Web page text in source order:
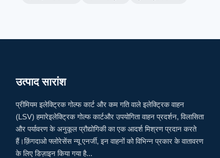
उत्पाद सारांश
प्रीमियम इलेक्ट्रिक गोल्फ कार्ट और कम गति वाले इलेक्ट्रिक वाहन
(LSV) हमारेइलेक्ट्रिक गोल्फ कार्टऔर उपयोगिता वाहन प्रदर्शन, विलासिता
और पर्यावरण के अनुकूल प्रौद्योगिकी का एक आदर्श मिश्रण प्रदान करते
हैं।क़िंगदाओ फ्लोरेसेंस न्यू एनर्जी, इन वाहनों को विभिन्न प्रकार के वातावरण
के लिए डिज़ाइन किया गया है...